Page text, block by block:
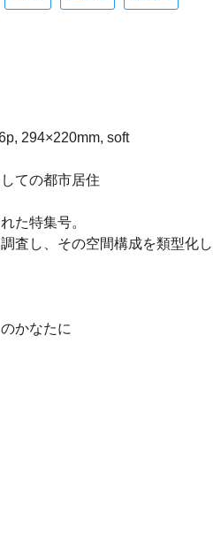
294×220mm, soft
ての都市居住
た特集号。
査し、その空間構成を類型化し
かなたに